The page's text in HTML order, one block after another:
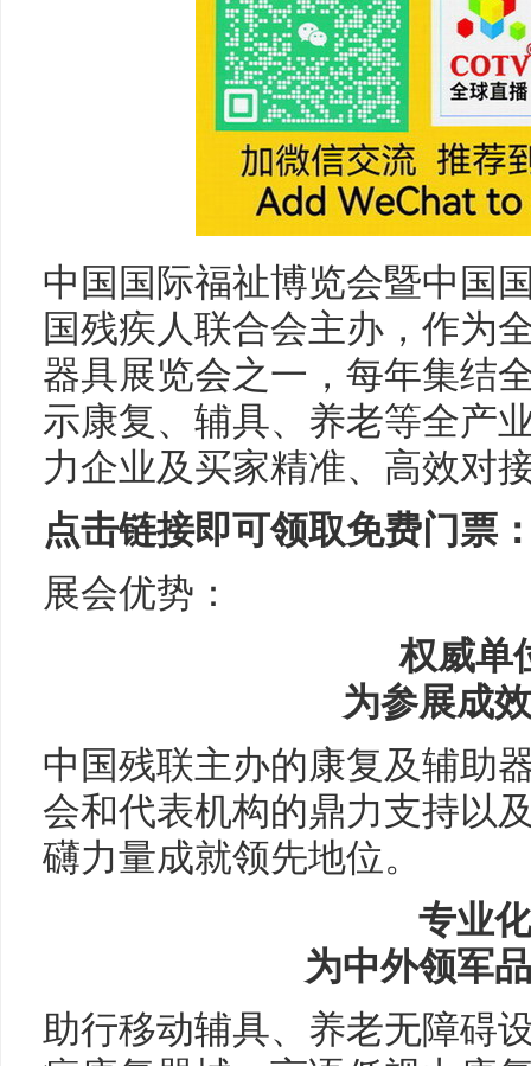
中国国际福祉博览会暨中国
国残疾人联合会主办，作为
器具展览会之一，每年集结
示康复、辅具、养老等全产
力企业及买家精准、高效对
点击链接即可领取免费门票
展会优势：
权威单
为参展成
中国残联主办的康复及辅助
会和代表机构的鼎力支持以
礴力量成就领先地位。
专业
为中外领军
助行移动辅具、养老无障碍